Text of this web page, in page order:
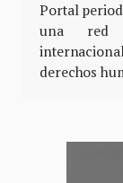
Portal
una red
derechos